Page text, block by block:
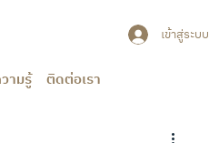
เข้าสู่ระบบ
ามรู้ ติดต่อเรา